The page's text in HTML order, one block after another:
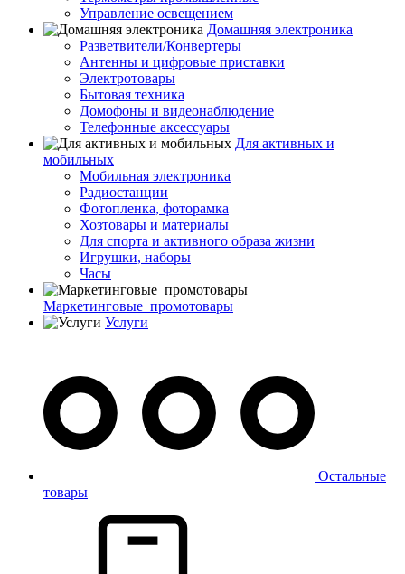
Управление освещением
Домашняя электроника
Разветвители/Конвертеры
Антенны и цифровые приставки
Электротовары
Бытовая техника
Домофоны и видеонаблюдение
Телефонные аксессуары
Для активных и
мобильных
Мобильная электроника
Радиостанции
Фотопленка, фоторамка
Хозтовары и материалы
Для спорта и активного образа жизни
Игрушки, наборы
Часы
Маркетинговые_промотовары
Услуги
Остальные
товары